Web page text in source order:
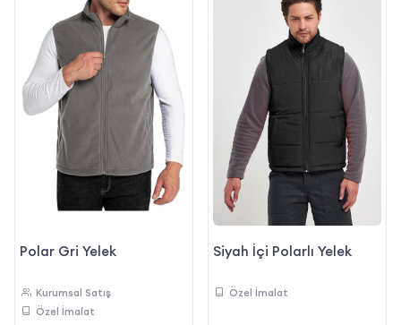
Polar Gri Yelek
Kurumsal Satış
Özel İmalat
Siyah İçi Polarlı Yelek
Özel İmalat